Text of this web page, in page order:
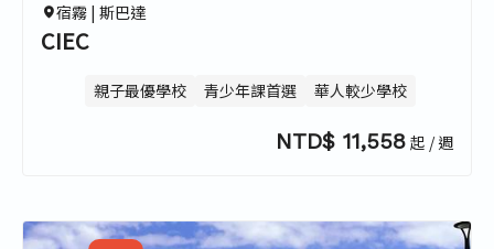
宿霧 | 斯巴達
CIEC
親子最優學校 青少年課首選 華人較少學校
NTD$ 11,558 起 / 週